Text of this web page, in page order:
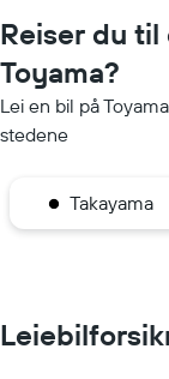
Reiser du
Toyama?
Lei en bil på
stedene
Takayama